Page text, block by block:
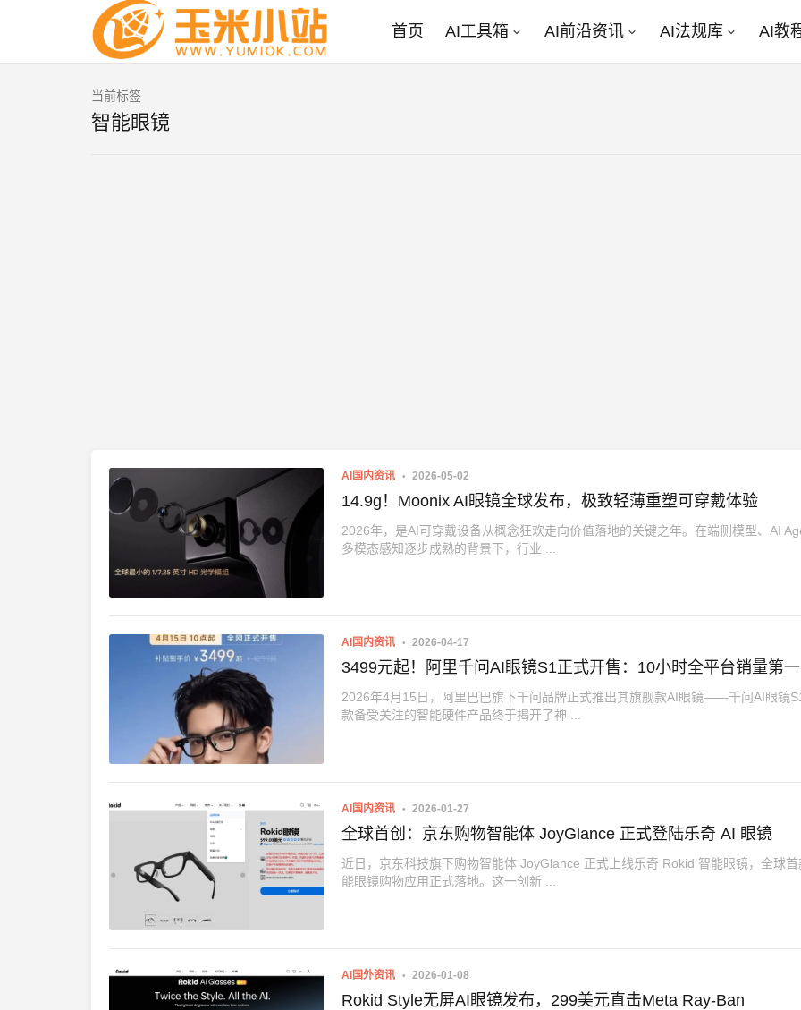
首页 AI工具箱 AI前沿资讯 AI法规库 AI教
当前标签
智能眼镜
AI国内资讯 2026-05-02
14.9g！Moonix AI眼镜全球发布，极致轻薄重塑可穿戴体验
2026年，是AI可穿戴设备从概念狂欢走向价值落地的关键之年。在端侧模型、AI
多模态感知逐步成熟的背景下，行业 ...
AI国内资讯 2026-04-17
3499元起！阿里千问AI眼镜S1正式开售：10小时全平台销量第一
2026年4月15日，阿里巴巴旗下千问品牌正式推出其旗舰款AI眼镜——千问AI眼镜
款备受关注的智能硬件产品终于揭开了神 ...
AI国内资讯 2026-01-27
全球首创：京东购物智能体 JoyGlance 正式登陆乐奇 AI 眼镜
近日，京东科技旗下购物智能体 JoyGlance 正式上线乐奇 Rokid 智能眼镜，全球首
能眼镜购物应用正式落地。这一创新 ...
AI国外资讯 2026-01-08
Rokid Style无屏AI眼镜发布，299美元直击Meta Ray-Ban